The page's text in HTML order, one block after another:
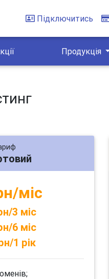
Підключитись
Продукція
міс
3 міс
6 міс
1 рік